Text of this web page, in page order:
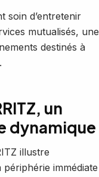
soin d’entretenir
mutualisés, une
destinés à
un
dynamique
illustre
immédiate